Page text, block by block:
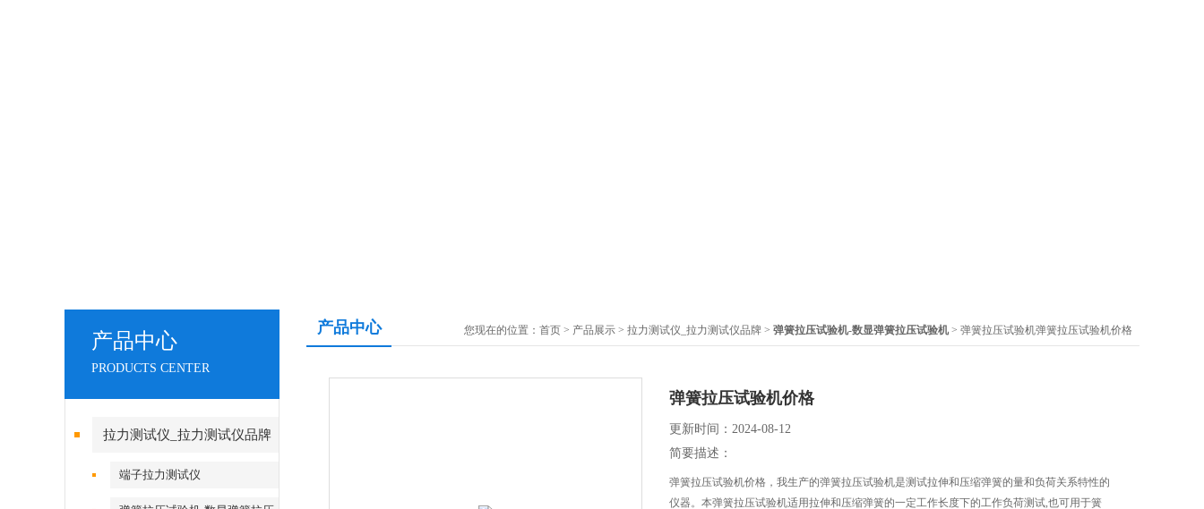
产品中心
PRODUCTS CENTER
拉力测试仪_拉力测试仪品牌
端子拉力测试仪
产品中心 您现在的位置： 首页 > 产品展示 > 拉力测试仪_拉力测试仪品牌 > 弹簧拉压试验机-数显弹簧拉压试验机 > 弹簧拉压试验机弹簧拉压试验机价格
弹簧拉压试验机价格
更新时间：2024-08-12
简要描述：
弹簧拉压试验机价格，我生产的弹簧拉压试验机是测试拉伸和压缩弹簧的量和负荷关系特性的
仪器。本弹簧拉压试验机适用拉伸和压缩弹簧的一定工作长度下的工作负荷测试,也可用于簧